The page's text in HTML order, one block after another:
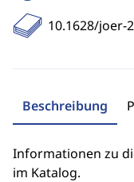
10.1628/joer-
Beschreibung
Informationen zu
im Katalog.